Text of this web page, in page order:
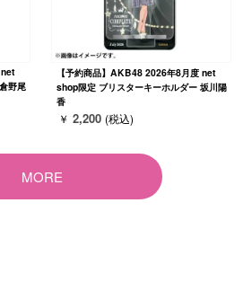
野尾
【予約商品】AKB48 2026年8月度 net
shop限定 ブリスターキーホルダー 坂川陽
香
￥ 2,200 (税込)
MORE